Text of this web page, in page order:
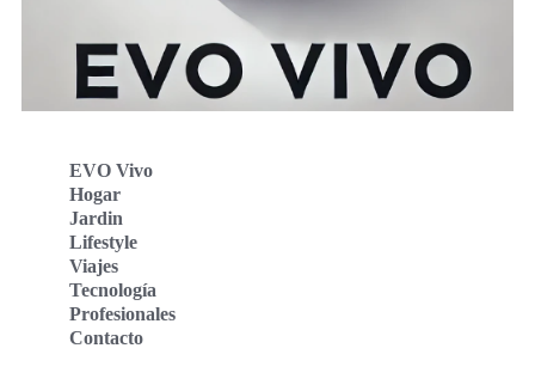
EVO Vivo
Hogar
Jardin
Lifestyle
Viajes
Tecnología
Profesionales
Contacto